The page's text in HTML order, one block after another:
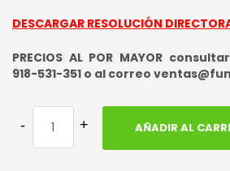
DESCARGAR RESOLUCIÓN
PRECIOS AL POR MAYOR
918-531-351 o al correo
AÑADIR AL